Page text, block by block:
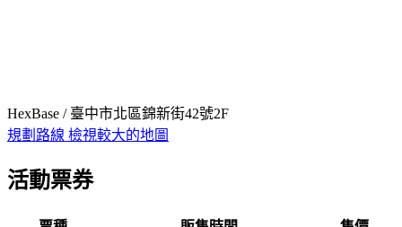
HexBase / 臺中市北區錦新街42號2F
規劃路線 檢視較大的地圖
活動票券